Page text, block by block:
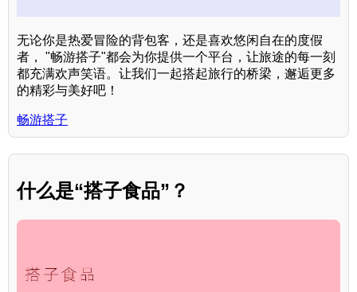
无论你是热爱冒险的背包客，还是喜欢悠闲自在的度假
者， "畅游搭子"都会为你提供一个平台，让旅途的每一刻
都充满欢声笑语。让我们一起搭起旅行的桥梁，邂逅更多
的精彩与美好吧！
畅游搭子
什么是“搭子食品”？